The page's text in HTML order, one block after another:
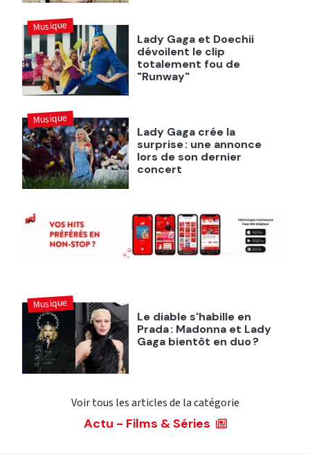
Lady Gaga et Doechii
dévoilent le clip
totalement fou de
"Runway"
Musique
Lady Gaga crée la
surprise : une annonce
lors de son dernier
concert
Musique
Le diable s'habille en
Prada : Madonna et Lady
Gaga bientôt en duo ?
Musique
Voir tous les articles de la catégorie
Actu - Films & Séries